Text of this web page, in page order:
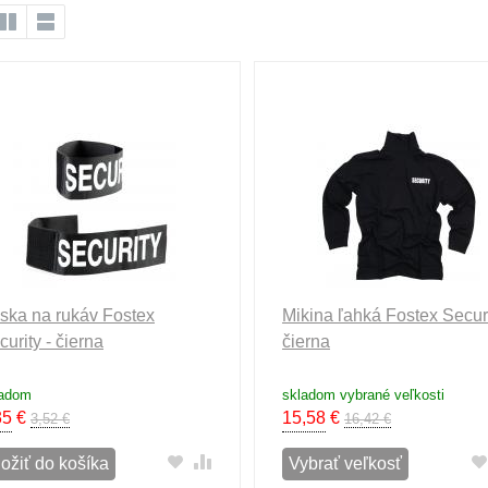
na rukáv Fostex
- čierna
€ 3,52 €
do košíka
Mikina ľahká Fostex
čierna
skladom vybrané veľkosti
15,58€ 16,42 €
Vybrať veľkosť